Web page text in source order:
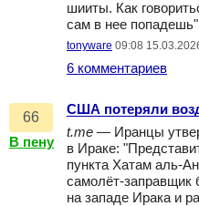
шииты. Как
сам в нее
tonyware 09:08
6 комментариев
66
В пену
США потеряли
t.me — Иранцы
в Ираке:
пункта Хатам аль-
самолёт-
на западе Ирака и